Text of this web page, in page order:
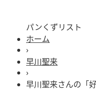
パンくずリスト
ホーム
›
早川聖来
›
早川聖来さんの「